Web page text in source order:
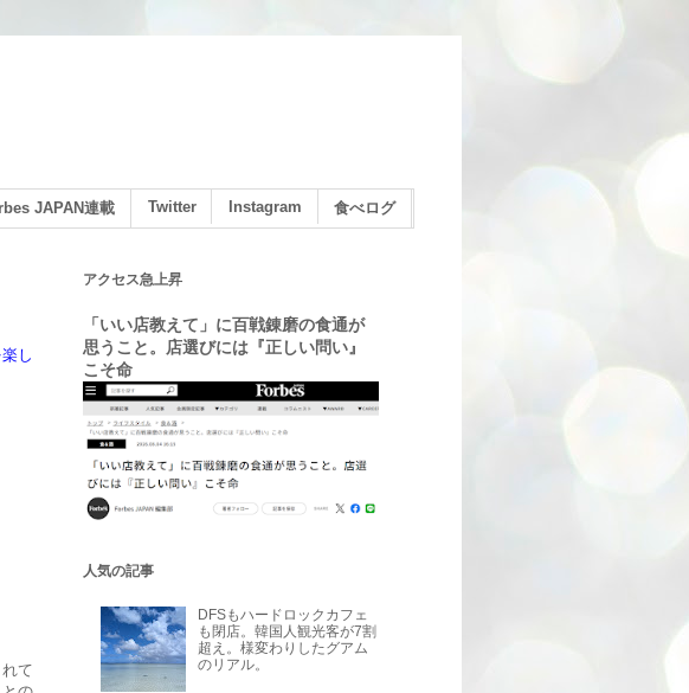
JAPAN連載 Twitter Instagram 食べログ
し
て
アクセス急上昇
「いい店教えて」に百戦錬磨の食通が
思うこと。店選びには『正しい問い』
こそ命
人気の記事
DFSもハードロックカフェ
も閉店。韓国人観光客が7割
超え。様変わりしたグアム
のリアル。